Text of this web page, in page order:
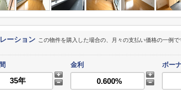
ーション この物件を購入した場合の、月々の支払い価格の一例
金利 ボー